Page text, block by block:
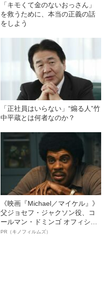
「キモくて金のないおっさん」
を救うために、本当の正義の話
をしよう
「正社員はいらない」“煽る人”竹
中平蔵とは何者なのか？
《映画『Michael／マイケル』》
父ジョセフ・ジャクソン役、コ
ールマン・ドミンゴ オフィシャ
ルインタビュー“観客を魅了した
PR（キノフィルムズ）